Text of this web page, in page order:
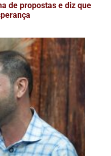
de propostas e diz que